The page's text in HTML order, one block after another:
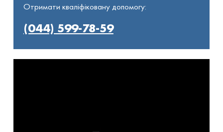
Отримати кваліфіковану допомогу:
(044) 599-78-59